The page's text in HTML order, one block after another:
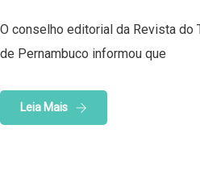
O conselho editorial da Revista do
de Pernambuco informou que
Leia Mais